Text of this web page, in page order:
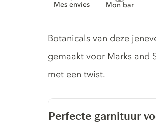
Mes envies Mon bar
Gin description
Botanicals van deze
gemaakt voor Marks and
met een twist.
Perfecte garnituur